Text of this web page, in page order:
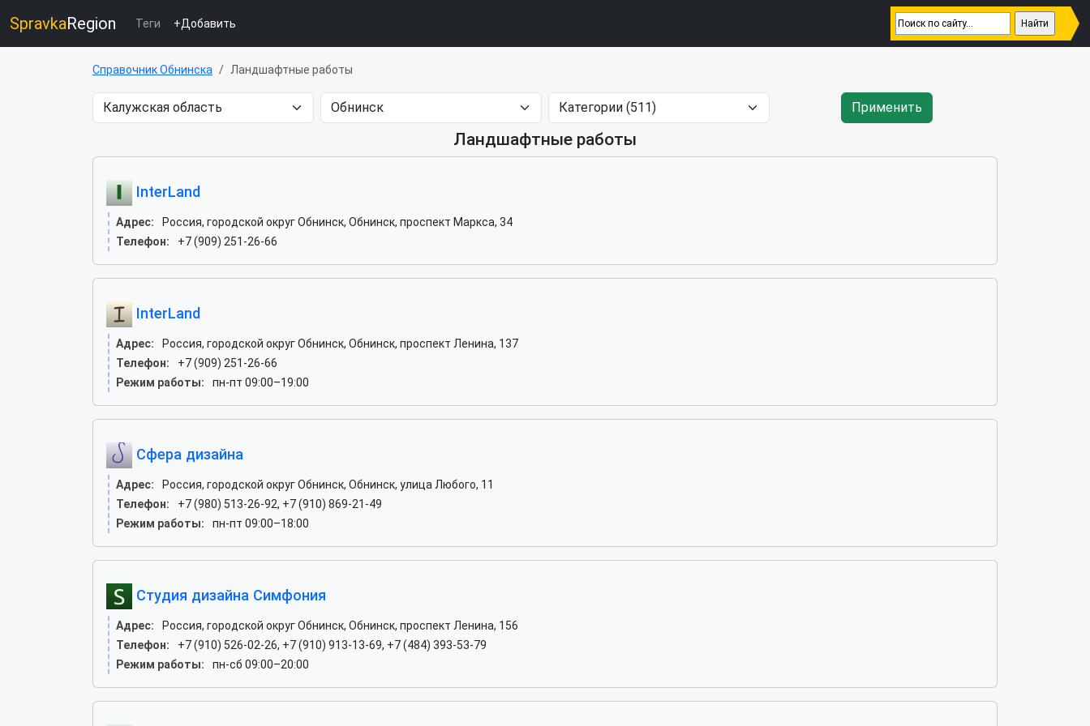
SpravkaRegion Теги +Добавить
Справочник Обнинска Ландшафтные работы
Применить
Ландшафтные работы
InterLand
Адрес:
Россия, городской округ Обнинск, Обнинск, проспект Маркса, 34
Телефон:
+7 (909) 251-26-66
InterLand
Адрес:
Россия, городской округ Обнинск, Обнинск, проспект Ленина, 137
Телефон:
+7 (909) 251-26-66
Режим работы:
пн-пт 09:00–19:00
Сфера дизайна
Адрес:
Россия, городской округ Обнинск, Обнинск, улица Любого, 11
Телефон:
+7 (980) 513-26-92, +7 (910) 869-21-49
Режим работы:
пн-пт 09:00–18:00
Студия дизайна Симфония
Адрес:
Россия, городской округ Обнинск, Обнинск, проспект Ленина, 156
Телефон:
+7 (910) 526-02-26, +7 (910) 913-13-69, +7 (484) 393-53-79
Режим работы:
пн-сб 09:00–20:00